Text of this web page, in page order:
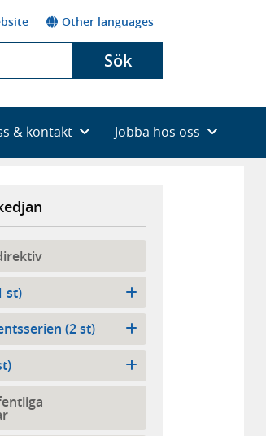
Other languages
Sök
& kontakt Jobba hos oss
st)
(2 st)